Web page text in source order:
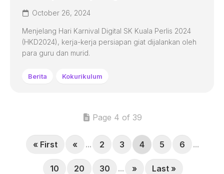
October 26, 2024
Menjelang Hari Karnival Digital SK Kuala Perlis 2024
(HKD2024), kerja-kerja persiapan giat dijalankan oleh
para guru dan murid.
Berita Kokurikulum
Page 4 of 39
« First « ... 2 3 4 5 6 ...
10 20 30 ... » Last »